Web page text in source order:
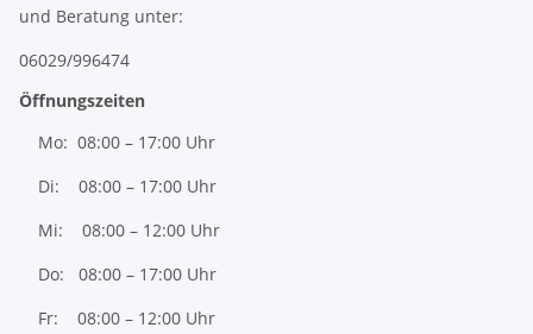
und Beratung unter:
06029/996474
Öffnungszeiten
Mo: 08:00 – 17:00 Uhr
Di: 08:00 – 17:00 Uhr
Mi: 08:00 – 12:00 Uhr
Do: 08:00 – 17:00 Uhr
Fr: 08:00 – 12:00 Uhr